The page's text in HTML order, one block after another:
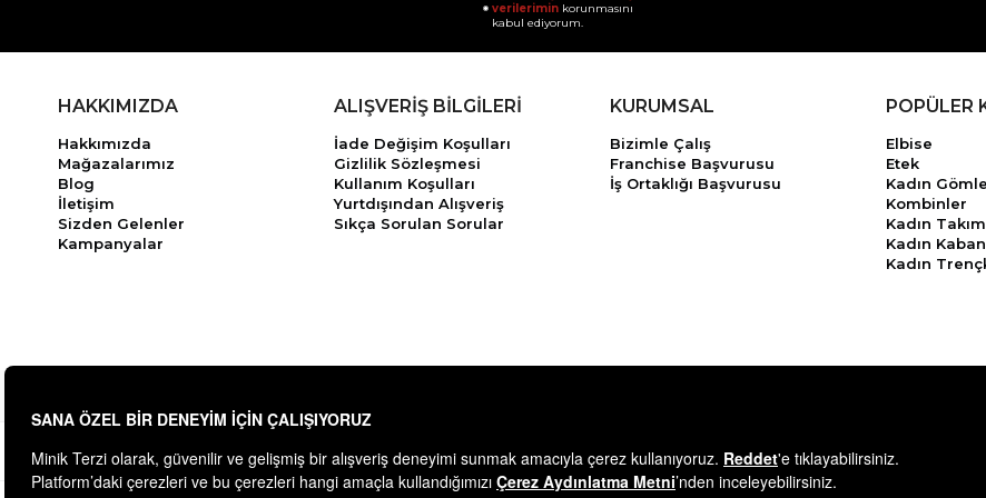
verilerimin korunmasını
kabul ediyorum.
HAKKIMIZDA
Hakkımızda
Mağazalarımız
Blog
İletişim
Sizden Gelenler
Kampanyalar
ALIŞVERİŞ BİLGİLERİ
İade Değişim Koşulları
Gizlilik Sözleşmesi
Kullanım Koşulları
Yurtdışından Alışveriş
Sıkça Sorulan Sorular
KURUMSAL
Bizimle Çalış
Franchise Başvurusu
İş Ortaklığı Başvurusu
POPÜLER
Elbise
Etek
Kadın
Kombinler
Kadın Takım
Kadın Kaban
Kadın
© 2025 minikterzi.com - Tüm Hakları Saklıdır.